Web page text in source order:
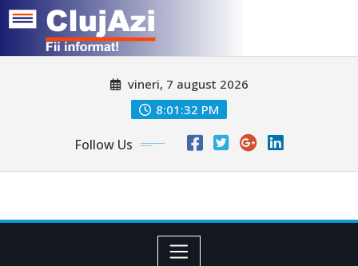
vineri, 7 august 2026
8:01:34 PM
Follow Us